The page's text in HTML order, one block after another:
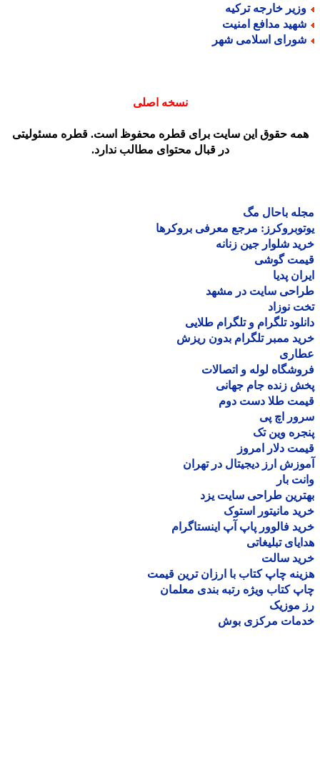
خارجه ترکیه
مدافع امنیت
اسلامی شهر
نسخه اصلی
حقوق این سایت برای قطره محفوظ است. قطره مسئولیتی
در قبال محتوای مطالب ندارد.
باحال مگ
مرجع معرفی بروکرها
شلوار جین زنانه
گوشی
پدیا
سایت در مشهد
نوزاد
تلگرام و تلگرام طلایی
ممبر تلگرام بدون ریزش
لوله و اتصالات
زنده جام جهانی
طلا دست دوم
اچ پی
وین تک
دلار امروز
ارز دیجیتال در تهران
بار
طراحی سایت یزد
مانیتور استوک
فالوور پاپ آپ اینستاگرام
تبلیغاتی
سالت
چاپ کتاب با ارزان ترین قیمت
کتاب ویژه رتبه بندی معلمان
موزیک
مرکزی بوش